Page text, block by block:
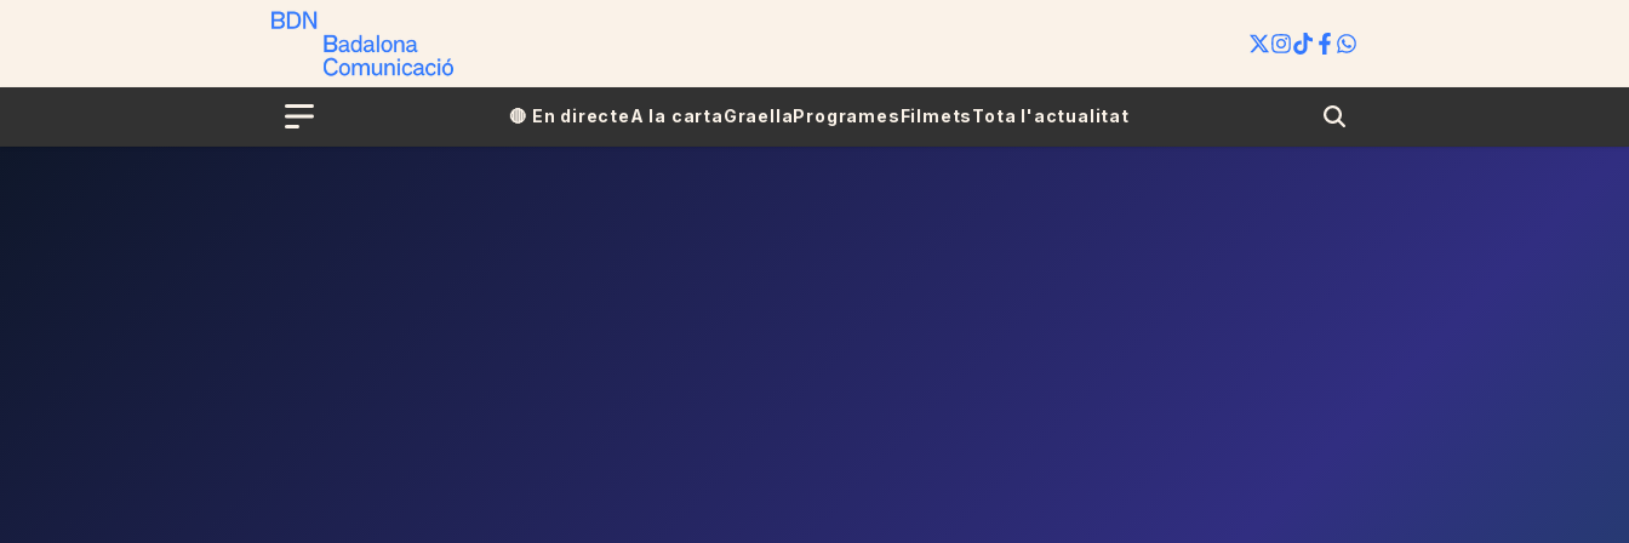
Menu
🔴​​ En directeA la cartaGraellaProgramesFilmetsTota l'actualitat Search